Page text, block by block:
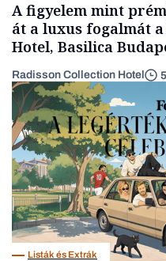
A figyelem mint
át a luxus fogalmát
Hotel, Basilica
Radisson Collection Hotel
Listák és Extrák